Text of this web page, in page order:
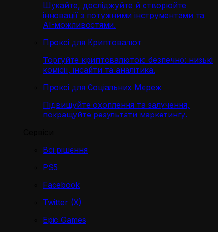
Шукайте, досліджуйте й створюйте
інновації з потужними інструментами та
AI-можливостями.
Проксі для Криптовалют
Торгуйте криптовалютою безпечно: низькі
комісії, інсайти та аналітика.
Проксі для Соціальних Мереж
Підвищуйте охоплення та залучення,
покращуйте результати маркетингу.
Всі рішення
PS5
Facebook
Twitter (X)
Epic Games